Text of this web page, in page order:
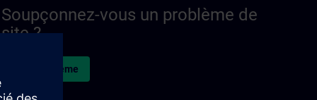
Soupçonnez-vous un problème de
site ?
le problème